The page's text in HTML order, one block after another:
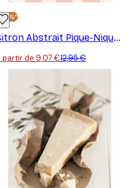
Citron Abstrait Pique-Nique Poster
partir de 9,07 €12,95 €